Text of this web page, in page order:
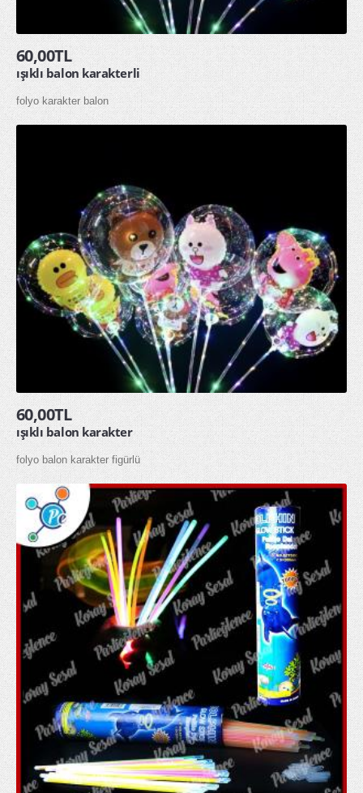
İLETİŞİM
60,00TL
ışıklı balon karakterli
folyo karakter balon
60,00TL
ışıklı balon karakter
folyo balon karakter figürlü